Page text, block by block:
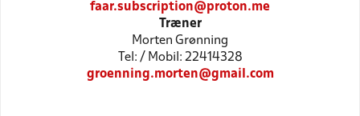
faar.subscription@proton.me
Træner
Morten Grønning
Tel: / Mobil: 22414328
groenning.morten@gmail.com